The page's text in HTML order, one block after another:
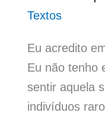
Textos
Eu acredito
Eu não tenho
sentir aquela
indivíduos